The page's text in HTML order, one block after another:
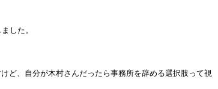
した。
ど、自分が木村さんだったら事務所を辞める選択肢って視